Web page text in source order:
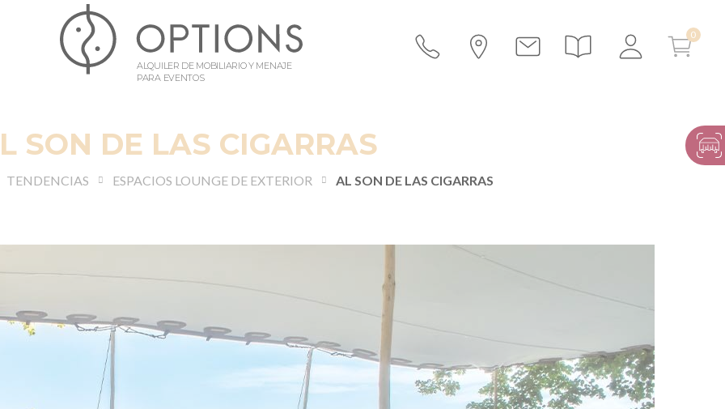
ALQUILER DE MOBILIARIO Y MENAJE
PARA EVENTOS
SON DE LAS CIGARRAS
TENDENCIAS ESPACIOS LOUNGE DE EXTERIOR AL SON DE LAS CIGARRAS